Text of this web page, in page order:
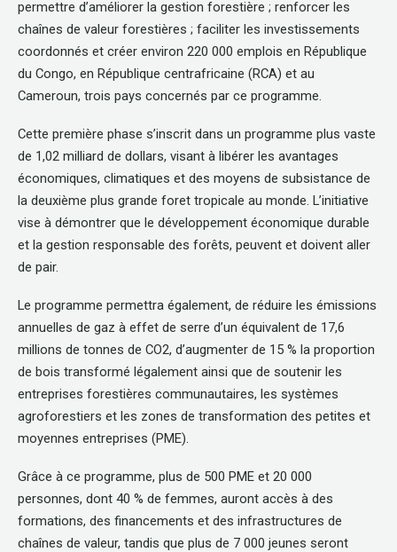
permettre d’améliorer la gestion forestière ; renforcer les
chaînes de valeur forestières ; faciliter les investissements
coordonnés et créer environ 220 000 emplois en République
du Congo, en République centrafricaine (RCA) et au
Cameroun, trois pays concernés par ce programme.
Cette première phase s’inscrit dans un programme plus vaste
de 1,02 milliard de dollars, visant à libérer les avantages
économiques, climatiques et des moyens de subsistance de
la deuxième plus grande foret tropicale au monde. L’initiative
vise à démontrer que le développement économique durable
et la gestion responsable des forêts, peuvent et doivent aller
de pair.
Le programme permettra également, de réduire les émissions
annuelles de gaz à effet de serre d’un équivalent de 17,6
millions de tonnes de CO2, d’augmenter de 15 % la proportion
de bois transformé légalement ainsi que de soutenir les
entreprises forestières communautaires, les systèmes
agroforestiers et les zones de transformation des petites et
moyennes entreprises (PME).
Grâce à ce programme, plus de 500 PME et 20 000
personnes, dont 40 % de femmes, auront accès à des
formations, des financements et des infrastructures de
chaînes de valeur, tandis que plus de 7 000 jeunes seront